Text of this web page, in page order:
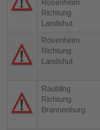
Rosenheim
Richtung
Landshut
Rosenheim
Richtung
Landshut
Raubling
Richtung
Brannenburg